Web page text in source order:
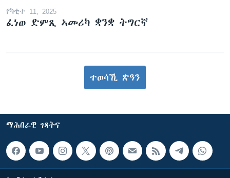
የካቲት 11, 2025
ፈነወ ድምጺ ኣመሪካ ቋንቋ ትግርኛ
ተወሳኺ ጽዓን
ማሕበራዊ ገጻትና